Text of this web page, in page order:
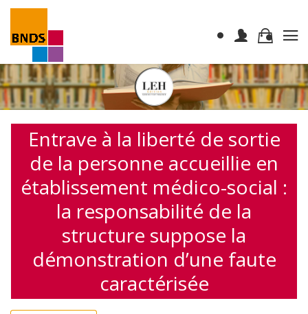
Entrave à la liberté de sortie
de la personne accueillie en
établissement médico-social :
la responsabilité de la
structure suppose la
démonstration d’une faute
caractérisée